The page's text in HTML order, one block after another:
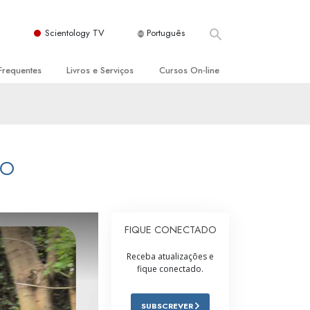
Scientology TV Português
de Scientology
Livros e Serviços
Introdutórias
Introdutórios
Cursos On‑line
Ajudas para Doenças e Ferimentos
Integridade e Honestidade
Casamento
A Escala de Tom Emocional
FIQUE CONECTADO
Receba atualizações e
fique conectado.
SUBSCREVER